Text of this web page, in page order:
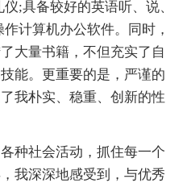
;具备较好的英语听、说、
计算机办公软件。同时，
大量书籍，不但充实了自
能。更重要的是，严谨的
我朴实、稳重、创新的性
社会活动，抓住每一个
我深深地感受到，与优秀